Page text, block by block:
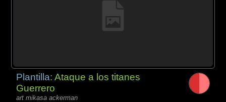
Plantilla:Ataque a los titanes
Guerrero
art mikasa ackerman